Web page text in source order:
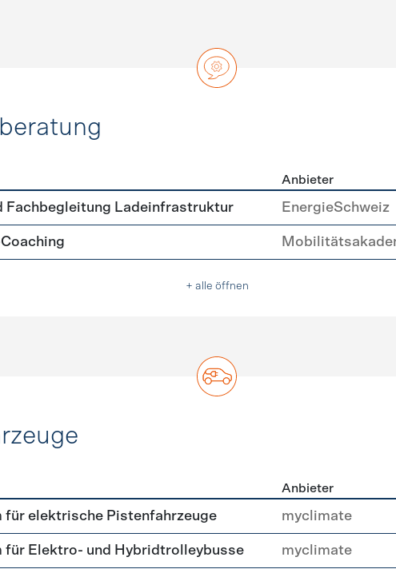
Mobilitätsberatung
Anbieter
Fachbegleitung Ladeinfrastruktur EnergieSchweiz
+ alle öffnen
Elektrofahrzeuge
Anbieter
für elektrische Pistenfahrzeuge myclimate
für Elektro- und Hybridtrolleybusse myclimate